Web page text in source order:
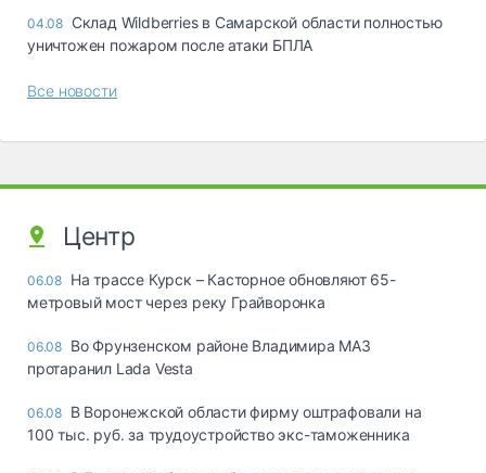
04.08 Склад Wildberries в Самарской области полностью
уничтожен пожаром после атаки БПЛА
Все новости
Центр
06.08 На трассе Курск – Касторное обновляют 65-
метровый мост через реку Грайворонка
06.08 Во Фрунзенском районе Владимира МАЗ
протаранил Lada Vesta
06.08 В Воронежской области фирму оштрафовали на
100 тыс. руб. за трудоустройство экс-таможенника